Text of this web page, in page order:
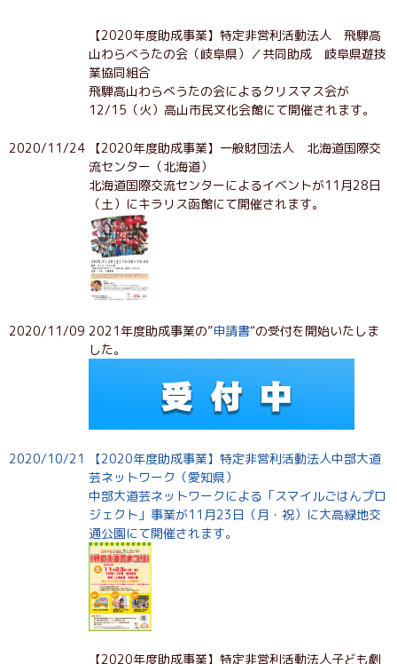
【2020年度助成事業】特定非営利活動法人 飛騨高
山わらべうたの会（岐阜県）／共同助成 岐阜県遊技
業協同組合
飛騨高山わらべうたの会によるクリスマス会が
12/15（火）高山市民文化会館にて開催されます。
2020/11/24
【2020年度助成事業】一般財団法人 北海道国際交
流センター（北海道）
北海道国際交流センターによるイベントが11月28日
（土）にキラリス函館にて開催されます。
2020/11/09 2021年度助成事業の”申請書“の受付を開始いたしま
した。
2020/10/21
【2020年度助成事業】特定非営利活動法人中部大道
芸ネットワーク（愛知県）
中部大道芸ネットワークによる「スマイルごはんプロ
ジェクト」事業が11月23日（月・祝）に大高緑地交
通公園にて開催されます。
【2020年度助成事業】特定非営利活動法人子ども劇